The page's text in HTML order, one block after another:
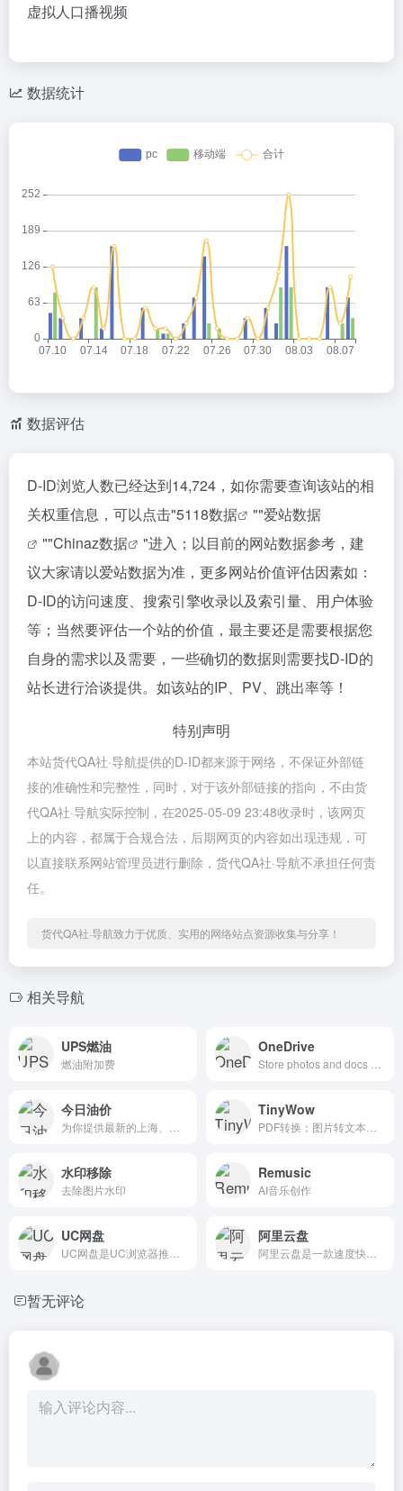
虚拟人口播视频
数据统计
数据评估
D-ID浏览人数已经达到14,724，如你需要查询该站的相
关权重信息，可以点击"5118数据 ""爱站数据
""Chinaz数据
"进入；以目前的网站数据参考，建
议大家请以爱站数据为准，更多网站价值评估因素如：
D-ID的访问速度、搜索引擎收录以及索引量、用户体验
等；当然要评估一个站的价值，最主要还是需要根据您
自身的需求以及需要，一些确切的数据则需要找D-ID的
站长进行洽谈提供。如该站的IP、PV、跳出率等！
特别声明
本站货代QA社·导航提供的D-ID都来源于网络，不保证外部链
接的准确性和完整性，同时，对于该外部链接的指向，不由货
代QA社·导航实际控制，在2025-05-09 23:48收录时，该网页
上的内容，都属于合规合法，后期网页的内容如出现违规，可
以直接联系网站管理员进行删除，货代QA社·导航不承担任何责
任。
货代QA社·导航致力于优质、实用的网络站点资源收集与分享！
相关导航
UPS燃油
燃油附加费
OneDrive
今日油价 TinyWow
水印移除
去除图片水印
Remusic
AI音乐创作
UC网盘 阿里云盘
暂无评论